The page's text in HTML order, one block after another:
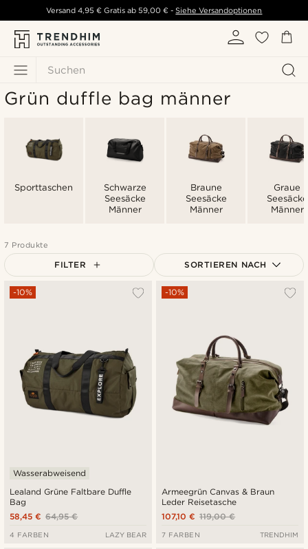
Suchen
Versand 4,95 € Gratis ab 59,00 € - Siehe Versandoptionen
Grün duffle bag männer
Sporttaschen
Schwarze
Seesäcke
Männer
Braune
Seesäcke
Männer
Graue
Seesäcke
Männer
7 Produkte
FILTER SORTIEREN NACH
Am Beliebtesten
Höchster Preis
Lealand Grüne Faltbare Duffle
Bag
-10%
Wasserabweisend
64,95 €
58,45 €
4 FARBEN LAZY BEAR
Armeegrün Canvas & Braun
Leder Reisetasche
-10%
119,00 €
107,10 €
7 FARBEN TRENDHIM